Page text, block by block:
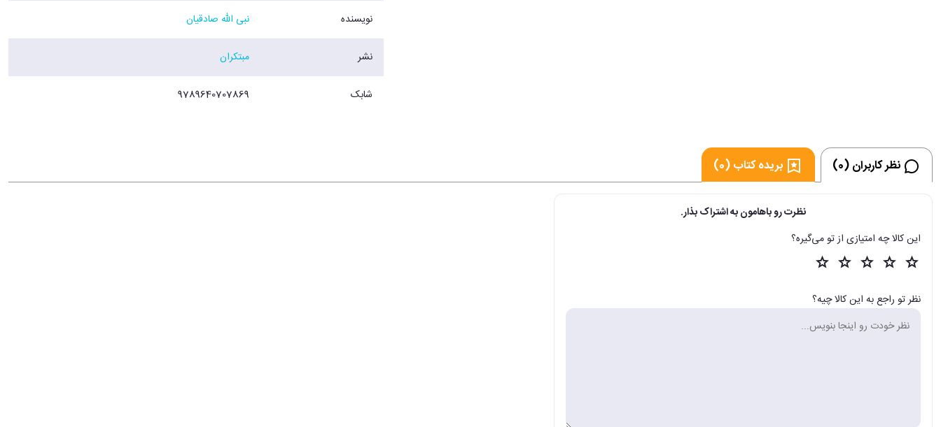
نویسنده نبی الله صادقیان
نشر مبتکران
شابک 9789640707869
نظر کاربران (0) بریده کتاب (0)
نظرت رو باهامون به اشتراک بذار.
این کالا چه امتیازی از تو می‌گیره؟
نظر تو راجع به این کالا چیه؟